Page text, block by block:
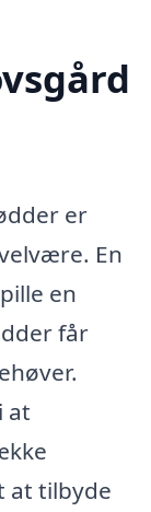
er
En
en
får
at
at tilbyde